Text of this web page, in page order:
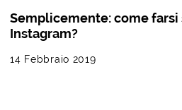
Semplicemente: come farsi
Instagram?
14 Febbraio 2019